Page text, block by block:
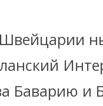
Баварию и